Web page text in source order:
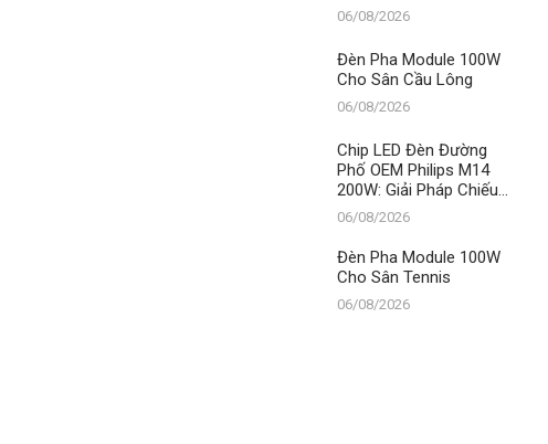
06/08/2026
Đèn Pha Module 100W
Cho Sân Cầu Lông
06/08/2026
Chip LED Đèn Đường
Phố OEM Philips M14
200W: Giải Pháp Chiếu
Sáng Đỉnh Cao, Khẳng
Định Vị Thế Số 1 Của
Thành Đạt LED
06/08/2026
Đèn Pha Module 100W
Cho Sân Tennis
06/08/2026